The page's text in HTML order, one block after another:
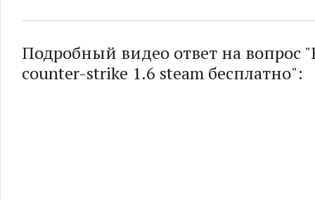
Подробный видео ответ на вопрос
counter-strike 1.6 steam бесплатно":